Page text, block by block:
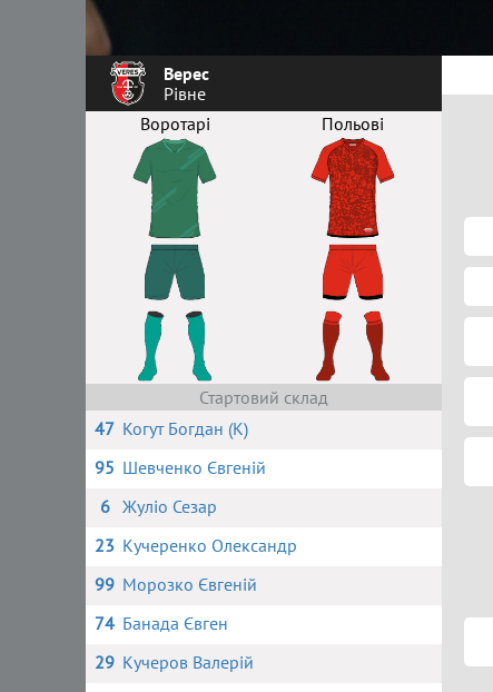
Верес
Рівне
Воротарі
Польові
Стартовий склад
47 Когут Богдан (К)
95 Шевченко Євгеній
6 Жуліо Сезар
23 Кучеренко Олександр
99 Морозко Євгеній
74 Банада Євген
29 Кучеров Валерій